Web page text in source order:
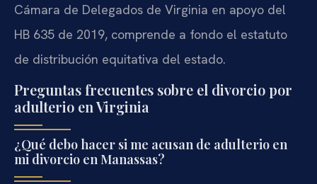
Cámara de Delegados de Virginia en apoyo del
HB 635 de 2019, comprende a fondo el estatuto
de distribución equitativa del estado.
Preguntas frecuentes sobre el divorcio por
adulterio en Virginia
¿Qué debo hacer si me acusan de adulterio en
mi divorcio en Manassas?